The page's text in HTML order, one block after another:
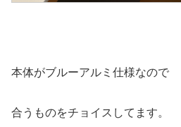
本体がブルーアルミ仕様なので
合うものをチョイスしてます。